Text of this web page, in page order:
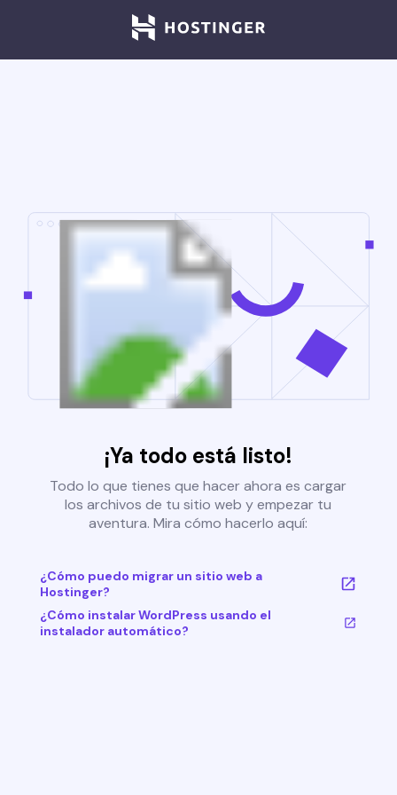
¡Ya todo está listo!
Todo lo que tienes que hacer ahora es cargar
los archivos de tu sitio web y empezar tu
aventura. Mira cómo hacerlo aquí:
¿Cómo puedo migrar un sitio web a
Hostinger?
¿Cómo instalar WordPress usando el
instalador automático?